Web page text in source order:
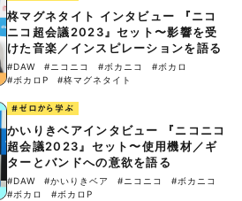
柊マグネタイト インタビュー 『ニコ
ニコ超会議2023』セット〜影響を受
けた音楽／インスピレーションを語る
#DAW #ニコニコ #ボカニコ
#ボカロ
#ボカロP
#柊マグネタイト
#ゼロから学ぶ
かいりきベアインタビュー 『ニコニコ
超会議2023』セット〜使用機材／ギ
ターとバンドへの意欲を語る
#DAW #かいりきベア #ニコニコ
#ボカニコ
#ボカロ
#ボカロP